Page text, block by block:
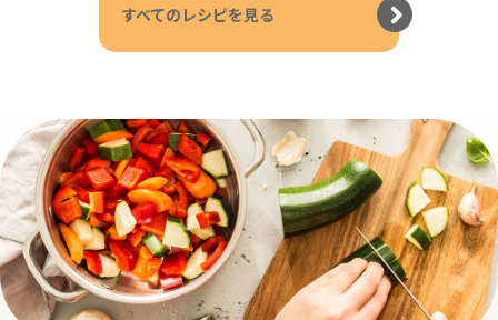
すべてのレシピを見る